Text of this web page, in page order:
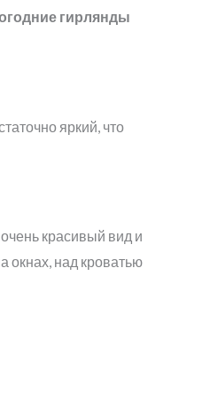
гирлянды
яркий, что
красивый вид и
окнах, над кроватью